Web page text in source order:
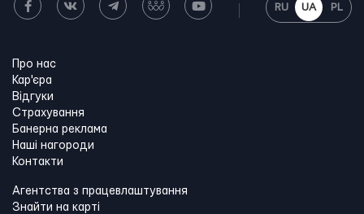
RU UA PL
Про нас
Кар'єра
Відгуки
Страхування
Банерна реклама
Наші нагороди
Контакти
Агентства з працевлаштування
Знайти на карті